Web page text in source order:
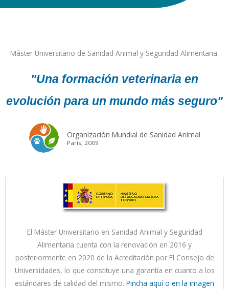
Máster Universitario de Sanidad Animal y Seguridad Alimentaria.
"Una formación veterinaria en
evolución para un mundo más seguro"
Organización Mundial de Sanidad Animal
París, 2009
El Máster Universitario en Sanidad Animal y Seguridad
Alimentaria cuenta con la renovación en 2016 y
posteriormente en 2020 de la Acreditación por El Consejo de
Universidades, lo que constituye una garantía en cuanto a los
estándares de calidad del mismo. Pincha aquí o en la imagen